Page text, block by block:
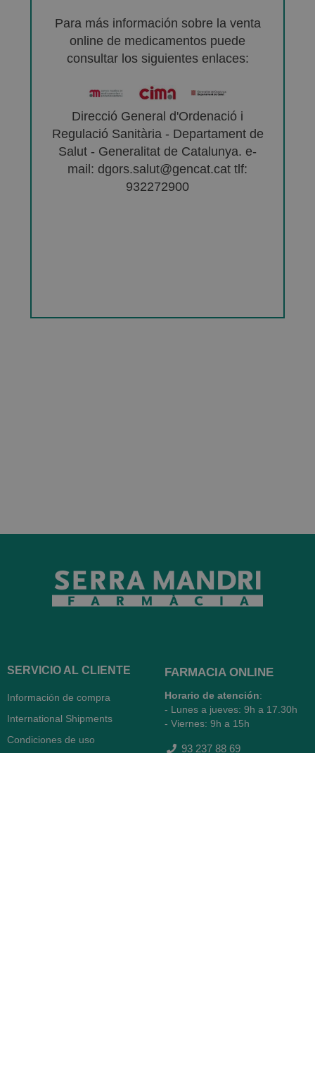
Para más información sobre la venta
online de medicamentos puede
consultar los siguientes enlaces:
Direcció General d'Ordenació i
Regulació Sanitària - Departament de
Salut - Generalitat de Catalunya. e-
mail: dgors.salut@gencat.cat tlf:
932272900
SERVICIO AL CLIENTE
Información de compra
International Shipments
Condiciones de uso
FARMACIA ONLINE
Horario de atención:
- Lunes a jueves: 9h a 17.30h
- Viernes: 9h a 15h
93 237 88 69